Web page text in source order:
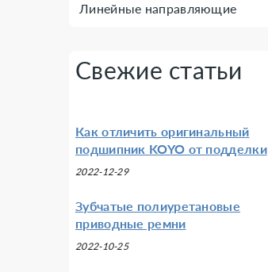
Линейные направляющие
Свежие статьи
Как отличить оригинальный
подшипник KOYO от подделки
2022-12-29
Зубчатые полиуретановые
приводные ремни
2022-10-25